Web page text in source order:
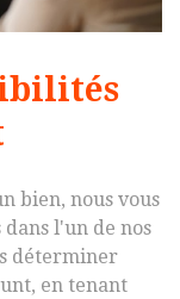
bien, nous vous
l'un de nos
déterminer
en tenant